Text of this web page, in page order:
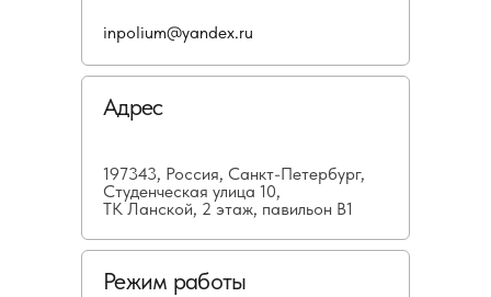
Адрес
197343, Россия, Санкт-Петербург,
Студенческая улица 10,
ТК Ланской, 2 этаж, павильон В1
Режим работы
inpolium@yandex.ru